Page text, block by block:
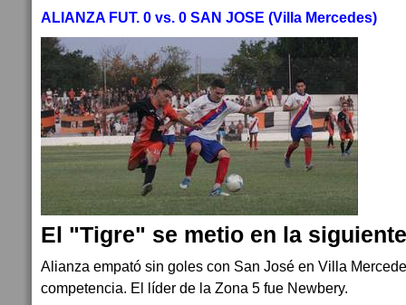
ALIANZA FUT. 0 vs. 0 SAN JOSE (Villa Mercedes)
El "Tigre" se metio en la
Alianza empató sin goles con San José en Villa
competencia. El líder de la Zona 5 fue Newbery.